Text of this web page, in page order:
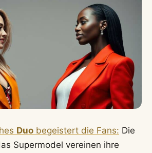
Duo begeistert die Fans: Die
Supermodel vereinen ihre